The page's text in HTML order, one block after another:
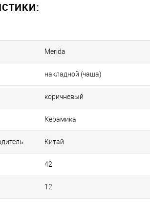
Merida
накладной (чаша)
коричневый
Керамика
Китай
42
12